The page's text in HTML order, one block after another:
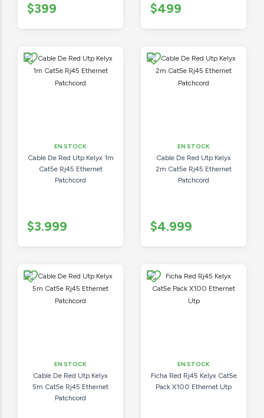
$399 $499
EN STOCK
Cable De Red Utp Kelyx 1m
Cat5e Rj45 Ethernet
Patchcord
$3.999
EN STOCK
Cable De Red Utp Kelyx
2m Cat5e Rj45 Ethernet
Patchcord
$4.999
EN STOCK
Cable De Red Utp Kelyx
5m Cat5e Rj45 Ethernet
Patchcord
EN STOCK
Ficha Red Rj45 Kelyx Cat5e
Pack X100 Ethernet Utp